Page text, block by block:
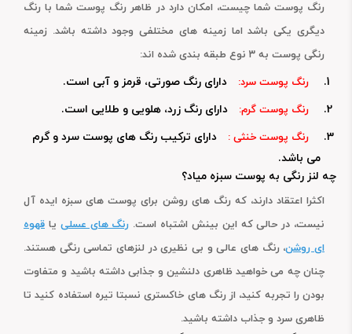
رنگ پوست شما چیست، امکان دارد در ظاهر رنگ پوست شما با رنگ
دیگری یکی باشد اما زمینه های مختلفی وجود داشته باشد. زمینه
رنگی پوست به ۳ نوع طبقه بندی شده اند:
رنگ پوست سرد:
دارای رنگ صورتی، قرمز و آبی است.
رنگ پوست گرم: دارای رنگ زرد، هلویی و طلایی است.
رنگ پوست خنثی :
دارای ترکیب رنگ های پوست سرد و گرم
می باشد.
چه لنز رنگی به پوست سبزه میاد؟
اکثرا اعتقاد دارند، که رنگ های روشن برای پوست های سبزه ایده آل
نیست، در حالی که این بینش اشتباه است. رنگ های عسلی یا قهوه
ای روشن، رنگ های عالی و بی نظیری در لنزهای تماسی رنگی هستند.
چنان چه می خواهید ظاهری دلنشین و جذابی داشته باشید و متفاوت
بودن را تجربه کنید، از رنگ های خاکستری نسبتا تیره استفاده کنید تا
ظاهری سرد و جذاب داشته باشید.